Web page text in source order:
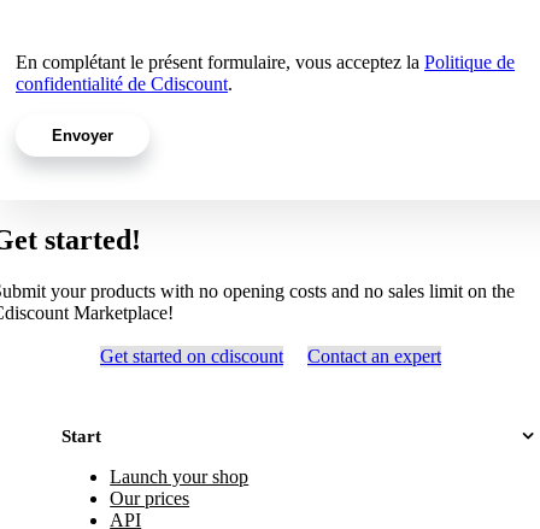
En complétant le présent formulaire, vous acceptez la Politique de
confidentialité de Cdiscount.
started!
your products with no opening costs and no sales limit on the
Marketplace!
Get started on cdiscount Contact an expert
Start
Launch your shop
Our prices
API